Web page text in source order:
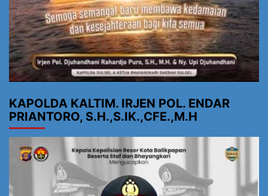
KAPOLDA KALTIM. IRJEN POL. ENDAR
PRIANTORO, S.H.,S.IK.,CFE.,M.H